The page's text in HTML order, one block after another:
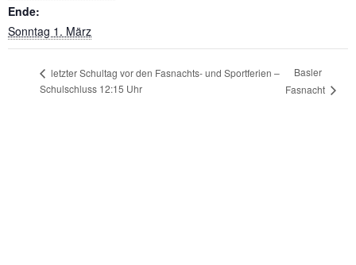
Ende:
Sonntag 1. März
letzter Schultag vor den Fasnachts- und Sportferien –
Schulschluss 12:15 Uhr
Basler
Fasnacht